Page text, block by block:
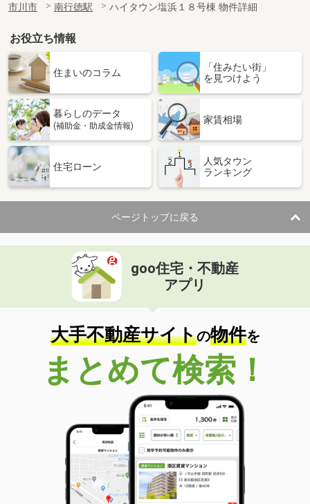
市川市
南行徳駅 ハイタウン塩浜１８号棟 物件詳細
お役立ち情報
住まいのコラム
「住みたい街」
を見つけよう
暮らしのデータ
(補助金・助成金情報)
家賃相場
住宅ローン
人気タウン
ランキング
ページトップに戻る
goo住宅・不動産
アプリ
大手不動産サイトの物件を
まとめて検索！